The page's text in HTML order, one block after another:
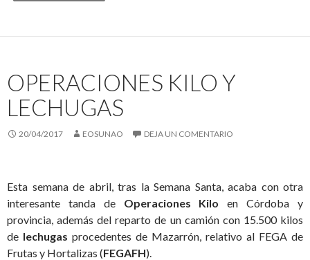
OPERACIONES KILO Y
LECHUGAS
20/04/2017 EOSUNAO DEJA UN COMENTARIO
Esta semana de abril, tras la Semana Santa, acaba con otra
interesante tanda de Operaciones Kilo en Córdoba y
provincia, además del reparto de un camión con 15.500 kilos
de lechugas procedentes de Mazarrón, relativo al FEGA de
Frutas y Hortalizas (FEGAFH).